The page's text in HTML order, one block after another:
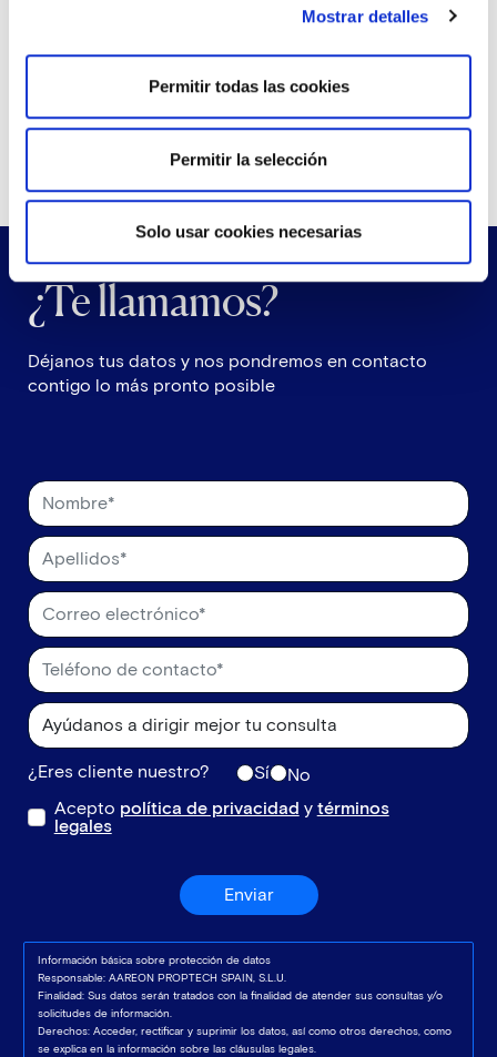
Mostrar detalles
Permitir todas las cookies
Permitir la selección
Solo usar cookies necesarias
¿Te llamamos?
Déjanos tus datos y nos pondremos en contacto
contigo lo más pronto posible
¿Eres cliente nuestro? Sí
No
Acepto política de privacidad y términos
legales
Enviar
Información básica sobre protección de datos
Responsable: AAREON PROPTECH SPAIN, S.L.U.
Finalidad: Sus datos serán tratados con la finalidad de atender sus consultas y/o
solicitudes de información.
Derechos: Acceder, rectificar y suprimir los datos, así como otros derechos, como
se explica en la información sobre las cláusulas legales.